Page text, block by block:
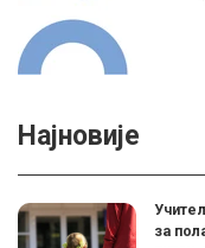
Најновије
за